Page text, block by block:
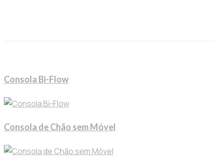
Consola Bi-Flow
Consola de Chão sem Móvel